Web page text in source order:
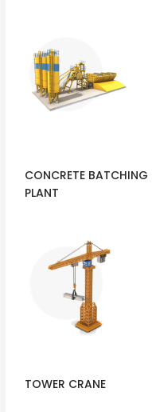
CONCRETE BATCHING
PLANT
TOWER CRANE